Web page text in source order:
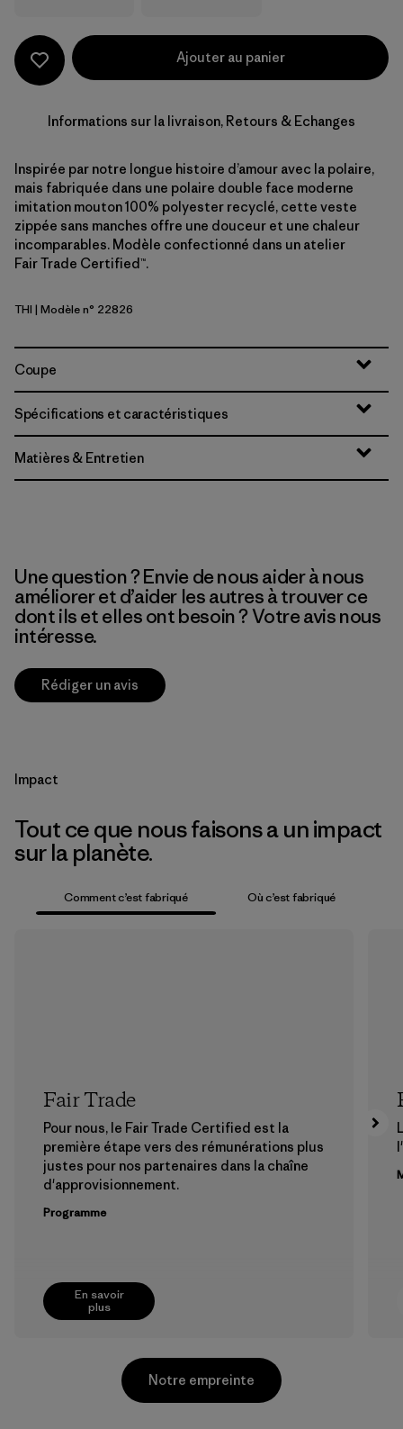
Ajouter au panier
Informations sur la livraison, Retours & Echanges
Inspirée par notre longue histoire d’amour avec la polaire,
mais fabriquée dans une polaire double face moderne
imitation mouton 100% polyester recyclé, cette veste
zippée sans manches offre une douceur et une chaleur
incomparables. Modèle confectionné dans un atelier
Fair Trade Certified™.
Thin Ice
THI | Modèle n° 22826
Coupe
Spécifications et caractéristiques
Matières & Entretien
Une question ? Envie de nous aider à nous
améliorer et d’aider les autres à trouver ce
dont ils et elles ont besoin ? Votre avis nous
intéresse.
Rédiger un avis
Impact
Tout ce que nous faisons a un impact
sur la planète.
Comment c’est fabriqué Où c’est fabriqué
En savoir
plus
Fair Trade
Pour nous, le Fair Trade Certified est la
première étape vers des rémunérations plus
justes pour nos partenaires dans la chaîne
d'approvisionnement.
Programme
Notre empreinte